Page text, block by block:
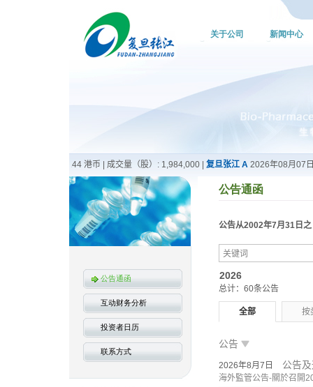
关于公司 新闻中心
公告通函
互动财务分析
投资者日历
联系方式
公告通函